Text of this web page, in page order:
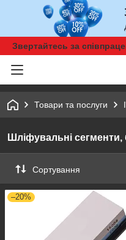
Звертайтесь за
Товари та послуги
Шліфувальні сегменти,
Сортування
–20%